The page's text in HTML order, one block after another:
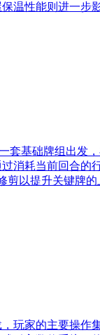
温性能则进一步
基础牌组出发
消耗当前回合
以提升关键牌
玩家的主要操作